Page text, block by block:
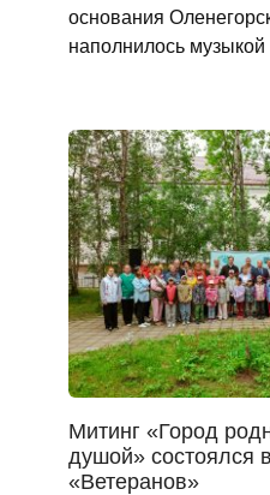
основания
наполнилось музыкой
Митинг «Город
душой» состоялся
«Ветеранов»